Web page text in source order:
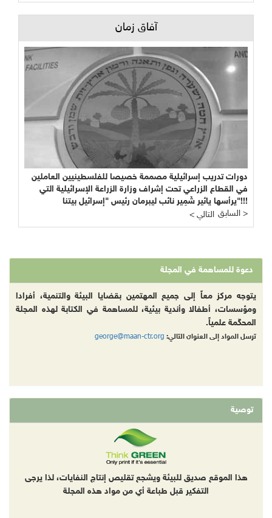
آفاق زمان
دورات تدريب إسرائيلية مصممة خصيصا للفلسطينيين العاملين
في القطاع الزراعي تحت إشراف وزارة الزراعة الإسرائيلية التي
يرأسها يائير شَمِير نائب ليبرمان رئيس "إسرائيل بيتنا"!!!
< التالي
السابق >
دعوة للمساهمة في المجلة
يتوجه مركز معاً إلى جميع المهتمين بقضايا البيئة والتنمية، أفرادا
ومؤسسات، أطفالا وأندية بيئية، للمساهمة في الكتابة لهذه المجلة
المحكّمة علمياً.
ترسل المواد إلى العنوان التالي: george@maan-ctr.org
توصية
هذا الموقع صديق للبيئة ويشجع تقليص إنتاج النفايات، لذا يرجى
التفكير قبل طباعة أي من مواد هذه المجلة